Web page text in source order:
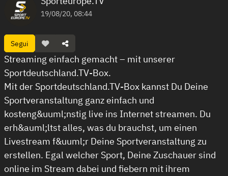
19/08/20, 08:44
Segui
Streaming einfach gemacht – mit unserer
Sportdeutschland.TV-Box.
Mit der Sportdeutschland.TV-Box kannst Du Deine
Sportveranstaltung ganz einfach und
kosteng&uuml;nstig live ins Internet streamen. Du
erh&auml;ltst alles, was du brauchst, um einen
Livestream f&uuml;r Deine Sportveranstaltung zu
erstellen. Egal welcher Sport, Deine Zuschauer sind
online im Stream dabei und fiebern mit ihrem